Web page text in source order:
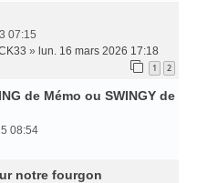
07:15
» lun. 16 mars 2026 17:18
1 2
de Mémo ou SWINGY de
08:54
notre fourgon